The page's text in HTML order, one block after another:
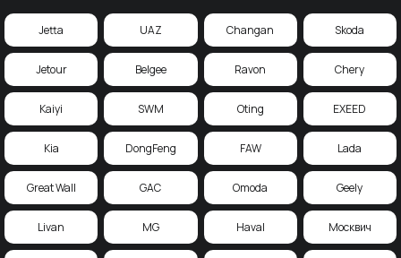
Jetta UAZ Changan Skoda
Jetour Belgee Ravon Chery
Kaiyi SWM Oting EXEED
Kia DongFeng FAW Lada
Great Wall GAC Omoda Geely
Livan MG Haval Москвич